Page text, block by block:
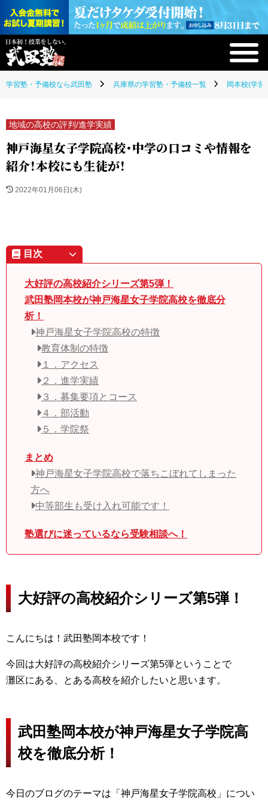
学習塾・予備校なら武田塾 兵庫県の学習塾・予備校一覧 岡本校(学習
地域の高校の評判/進学実績
神戸海星女子学院高校・中学の口コミや情報を
紹介！本校にも生徒が！
2022年01月06日(木)
目次
大好評の高校紹介シリーズ第5弾！
武田塾岡本校が神戸海星女子学院高校を徹底分
析！
神戸海星女子学院高校の特徴
教育体制の特徴
１．アクセス
２．進学実績
３．募集要項とコース
４．部活動
５．学院祭
まとめ
神戸海星女子学院高校で落ちこぼれてしまった
方へ
中等部生も受け入れ可能です！
塾選びに迷っているなら受験相談へ！
大好評の高校紹介シリーズ第5弾！
こんにちは！武田塾岡本校です！
今回は大好評の高校紹介シリーズ第5弾ということで
灘区にある、とある高校を紹介したいと思います。
武田塾岡本校が神戸海星女子学院高
校を徹底分析！
今日のブログのテーマは「神戸海星女子学院高校」につい